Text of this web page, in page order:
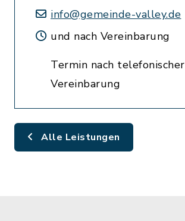
info@gemeinde-valley.de
und nach Vereinbarung
Termin nach telefonischer
Vereinbarung
Alle Leistungen